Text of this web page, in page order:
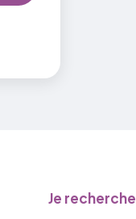
Je recherche